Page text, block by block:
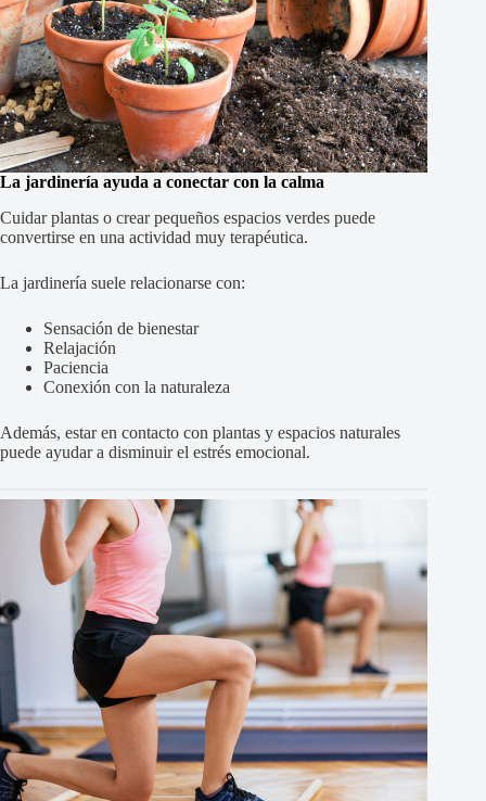
La jardinería ayuda a conectar con la calma
Cuidar plantas o crear pequeños espacios verdes puede
convertirse en una actividad muy terapéutica.
La jardinería suele relacionarse con:
Sensación de bienestar
Relajación
Paciencia
Conexión con la naturaleza
Además, estar en contacto con plantas y espacios naturales
puede ayudar a disminuir el estrés emocional.